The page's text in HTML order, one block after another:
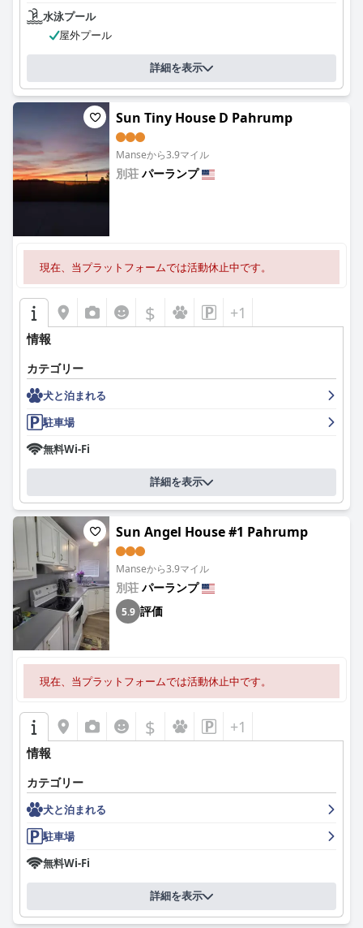
K7のスタッフ、特にホストのパティは、そのフレンドリーさ、親
切さ、そして温かいおもてなしで絶賛されています。ゲストは、
気配りの行き届いた思いやりのあるスタッフによって作り出され
る家族のような雰囲気に感謝し、滞在を本当に楽しいものにして
K7でのWiFi体験はさまざまで、多くのゲストは特に共用エリアで
安定しており満足できると考えています。ただし、一部のゲスト
は部屋で弱い信号または存在しない信号の問題に遭遇しており、
接続性の改善の余地があることを示唆しています。
K7のベッドは賛否両論ありますが、多くのゲストは快適で清潔だ
と感じています。キングサイズと大きなベッドは特に称賛されて
いますが、何人かのゲストは硬さとサポートの問題に気づいてい
アクセシビリティ機能は称賛に値し、効率的なチェックインプロ
セス、障害者対応の場所を含む十分な駐車場、設備が整ったトイ
レがあります。高速道路の騒音や午後9時以降の限られたサービ
スなどの小さな欠点はあるものの、K7は信頼性が高くアクセスし
やすい立ち寄り場所です。
全体として、
Breakfast)
ークで素朴な魅力を提供し、典型的なモーテルの宿泊施設とは一
線を画しています。フレンドリーな雰囲気、清潔さ、便利なロケ
ーションは、デスバレーとその先の象徴的な風景を探索する旅行
者にとって、賞賛に値する選択肢となっています。
水泳プール
屋外プール
詳細を表示
Sun Tiny House D Pahrump
Manseから3.9マイル
別荘 パーランプ
現在、当プラットフォームでは活動休止中です。
$ +1
情報
カテゴリー
犬と泊まれる
駐車場
無料Wi-Fi
詳細を表示
Sun Angel House #1 Pahrump
Manseから3.9マイル
別荘 パーランプ
5.9 評価
現在、当プラットフォームでは活動休止中です。
$ +1
情報
カテゴリー
犬と泊まれる
駐車場
無料Wi-Fi
詳細を表示